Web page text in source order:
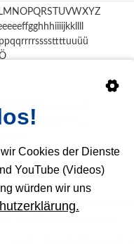
aus 2 x Standard National 4
Cookies der Dienste
YouTube (Videos)
würden wir uns